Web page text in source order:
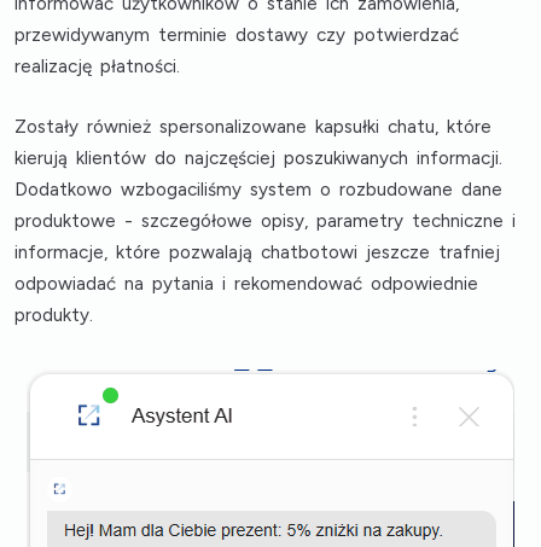
przewidywanym terminie dostawy czy potwierdzać
realizację płatności.
Zostały również spersonalizowane kapsułki chatu, które
kierują klientów do najczęściej poszukiwanych informacji.
Dodatkowo wzbogaciliśmy system o rozbudowane dane
produktowe - szczegółowe opisy, parametry techniczne i
informacje, które pozwalają chatbotowi jeszcze trafniej
odpowiadać na pytania i rekomendować odpowiednie
produkty.